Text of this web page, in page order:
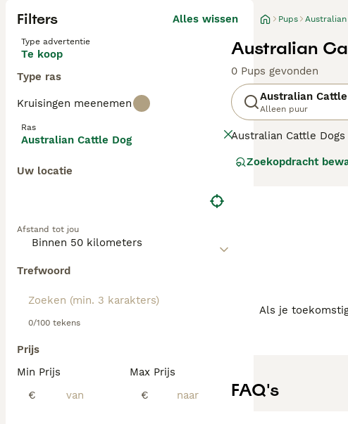
Filters Alles wissen
Type advertentie
Te koop
Type ras
Kruisingen meenemen
Ras
Australian Cattle Dog
Uw locatie
Afstand tot jou
Trefwoord
0/100 tekens
Prijs
Min Prijs
€
Max Prijs
€
Pups
Australian
0 Pups gevonden
Australian
Alleen puur
Australian Cattle
populair geworden
Zoekopdracht
Als je
FAQ's